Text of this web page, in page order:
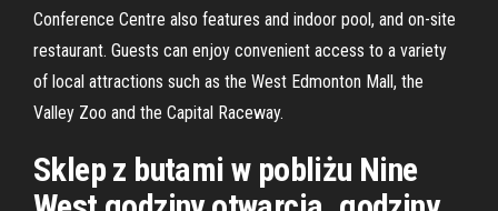
Conference Centre also features and indoor pool, and on-site
restaurant. Guests can enjoy convenient access to a variety
of local attractions such as the West Edmonton Mall, the
Valley Zoo and the Capital Raceway.
Sklep z butami w pobliżu Nine